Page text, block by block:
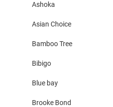
Ashoka
Asian Choice
Bamboo Tree
Bibigo
Blue bay
Brooke Bond